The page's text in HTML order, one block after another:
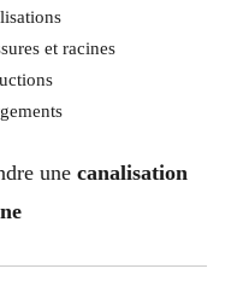
et racines
une canalisation